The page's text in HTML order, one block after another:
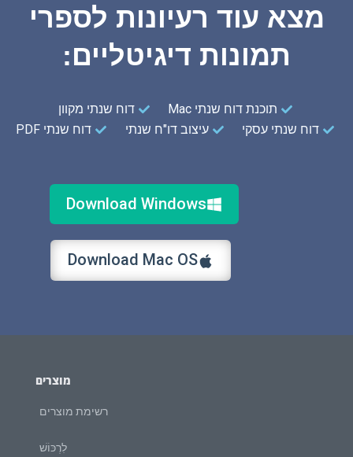
מצא עוד רעיונות לספרי
תמונות דיגיטליים:
תוכנת דוח שנתי Mac
דוח שנתי מקוון
דוח שנתי עסקי
עיצוב דו"ח שנתי דוח שנתי PDF
Download Windows
Download Mac OS
מוצרים
רשימת מוצרים
לִרְכּוֹשׁ